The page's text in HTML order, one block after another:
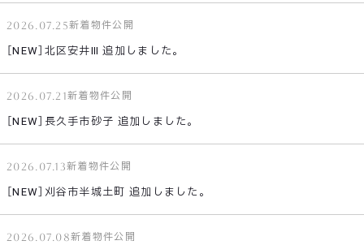
2026.07.25新着物件公開
［NEW］北区安井Ⅲ 追加しました。
2026.07.21新着物件公開
［NEW］長久手市砂子 追加しました。
2026.07.13新着物件公開
［NEW］刈谷市半城土町 追加しました。
2026.07.08新着物件公開